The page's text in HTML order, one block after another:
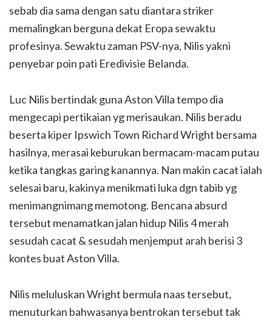
sebab dia sama dengan satu diantara striker
memalingkan berguna dekat Eropa sewaktu
profesinya. Sewaktu zaman PSV-nya, Nilis yakni
penyebar poin pati Eredivisie Belanda.
Luc Nilis bertindak guna Aston Villa tempo dia
mengecapi pertikaian yg merisaukan. Nilis beradu
beserta kiper Ipswich Town Richard Wright bersama
hasilnya, merasai keburukan bermacam-macam putau
ketika tangkas garing kanannya. Nan makin cacat ialah
selesai baru, kakinya menikmati luka dgn tabib yg
menimangnimang memotong. Bencana absurd
tersebut menamatkan jalan hidup Nilis 4 merah
sesudah cacat & sesudah menjemput arah berisi 3
kontes buat Aston Villa.
Nilis meluluskan Wright bermula naas tersebut,
menuturkan bahwasanya bentrokan tersebut tak